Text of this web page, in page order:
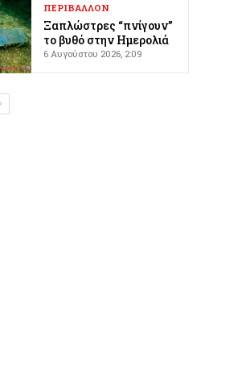
ΠΕΡΙΒΑΛΛΟΝ
Ξαπλώστρες “πνίγουν”
το βυθό στην Ημερολιά
6 Αυγούστου 2026, 2:09